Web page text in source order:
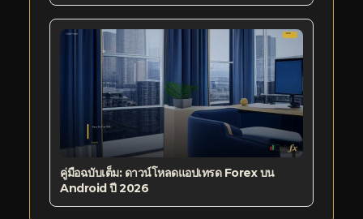
คู่มือฉบับเต็ม: ดาวน์โหลดแอปเทรด Forex บน
Android ปี 2026